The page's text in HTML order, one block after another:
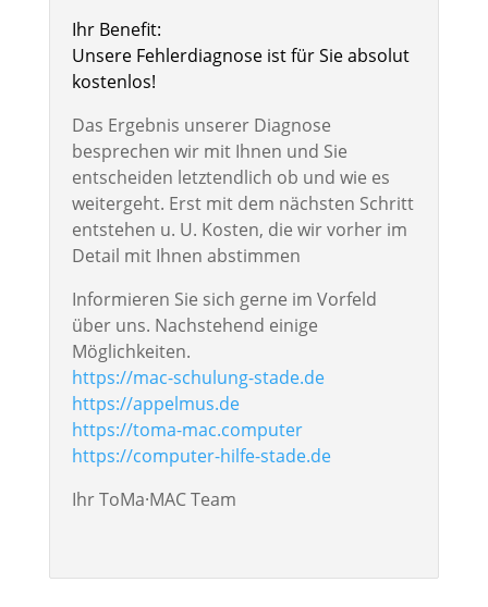
Ihr Benefit:
Unsere Fehlerdiagnose ist für Sie absolut
kostenlos!
Das Ergebnis unserer Diagnose
besprechen wir mit Ihnen und Sie
entscheiden letztendlich ob und wie es
weitergeht. Erst mit dem nächsten Schritt
entstehen u. U. Kosten, die wir vorher im
Detail mit Ihnen abstimmen
Informieren Sie sich gerne im Vorfeld
über uns. Nachstehend einige
Möglichkeiten.
https://mac-schulung-stade.de
https://appelmus.de
https://toma-mac.computer
https://computer-hilfe-stade.de
Ihr ToMa·MAC Team